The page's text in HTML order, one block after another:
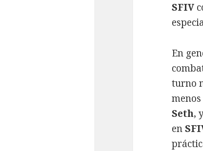
SFIV
En
turno
Seth,
en